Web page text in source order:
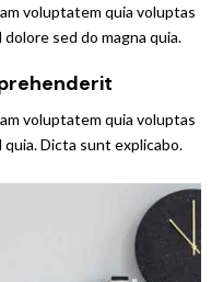
voluptatem quia voluptas
sed do magna quia.
voluptatem quia voluptas
Dicta sunt explicabo.